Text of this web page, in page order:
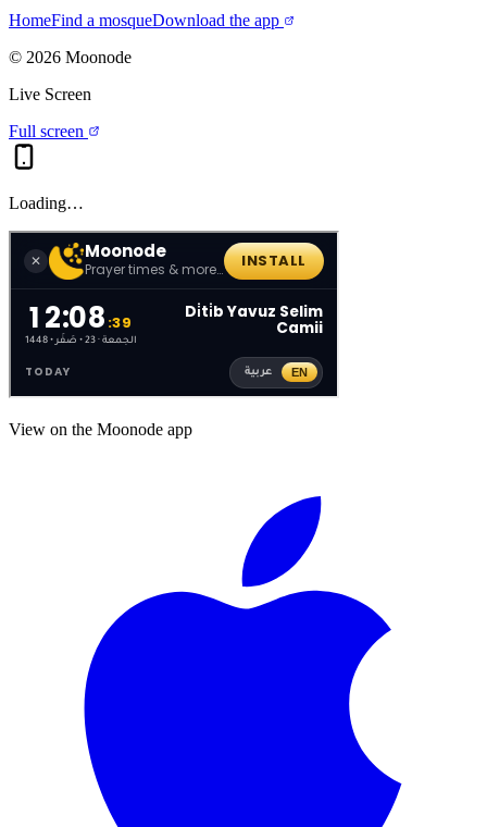
HomeFind a mosqueDownload the app
© 2026 Moonode
Live Screen
Full screen
Loading…
View on the Moonode app